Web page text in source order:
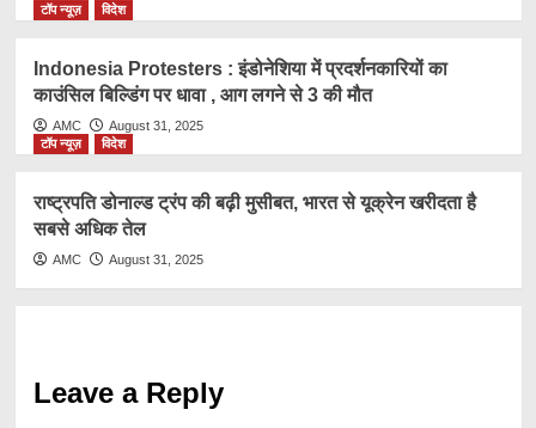
टॉप न्यूज़
विदेश
Indonesia Protesters : इंडोनेशिया में प्रदर्शनकारियों का
काउंसिल बिल्डिंग पर धावा , आग लगने से 3 की मौत
AMC
August 31, 2025
टॉप न्यूज़
विदेश
राष्ट्रप​ति डोनाल्ड ट्रंप की बढ़ी मुसीबत, भारत से यूक्रेन खरीदता है
सबसे अधिक तेल
AMC August 31, 2025
Leave a Reply